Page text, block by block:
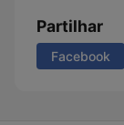
Partilhar
Facebook